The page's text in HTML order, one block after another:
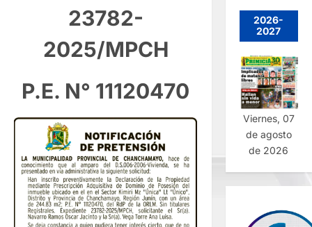
23782-
2025/MPCH
P.E. N° 11120470
2026-
2027
Viernes, 07
de agosto
de 2026